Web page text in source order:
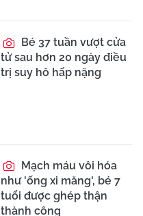
Bé 37 tuần vượt cửa
tử sau hơn 20 ngày điều
trị suy hô hấp nặng
Mạch máu vôi hóa
như 'ống xi măng', bé 7
tuổi được ghép thận
thành công